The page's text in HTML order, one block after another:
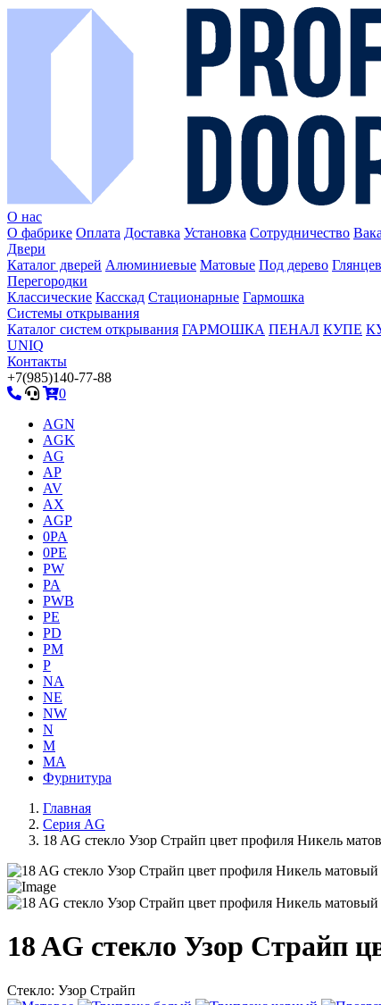
О нас
О фабрике Оплата Доставка Установка Сотрудничество
Двери
Каталог дверей Алюминиевые Матовые Под дерево
Перегородки
Классические Касскад Стационарные Гармошка
Системы открывания
Каталог систем открывания ГАРМОШКА ПЕНАЛ КУПЕ
UNIQ
Контакты
+7(985)140-77-88
0
AGN
AGK
AG
AP
AV
AX
AGP
0PA
0PE
PW
PA
PWB
PE
PD
PM
P
NA
NE
NW
N
M
MA
Фурнитура
Главная
Серия AG
18 AG стекло Узор Страйп цвет профиля Никель
18 AG стекло Узор Страйп
Стекло: Узор Страйп